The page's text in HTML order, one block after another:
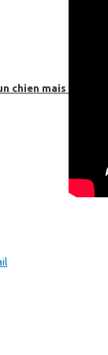
chien mais se